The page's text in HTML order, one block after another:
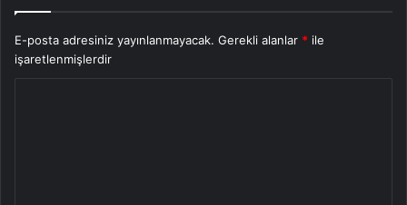
E-posta adresiniz yayınlanmayacak. Gerekli alanlar * ile
işaretlenmişlerdir